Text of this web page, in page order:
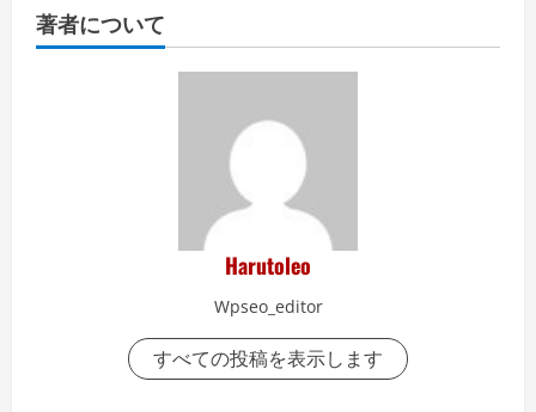
著者について
Harutoleo
Wpseo_editor
すべての投稿を表示します